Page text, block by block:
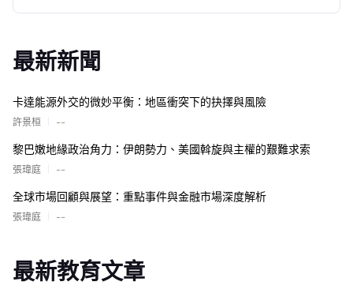
最新新聞
卡達能源外交的微妙平衡：地區衝突下的抉擇與風險
許景桓 --
黎巴嫩地緣政治角力：伊朗勢力、美國斡旋與主權的艱難求索
張瑋庭 --
全球市場回顧與展望：重點事件與金融市場深度解析
張瑋庭 --
最新教育文章